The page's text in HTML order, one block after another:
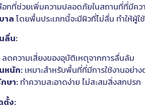
กที่ช่วยเพิ่มความปลอดภัยในสถานที่ที่มีคว
าล โดยพื้นประเภทนี้จะมีผิวที่ไม่ลื่น ทำให้ผู้
ลื่น:
ลดความเสี่ยงของอุบัติเหตุจากการลื่นล้ม
หนัก: เหมาะสำหรับพื้นที่ที่มีการใช้งานอย่าง
ษา: ทำความสะอาดง่าย ไม่สะสมสิ่งสกปรก
ตั้ง: